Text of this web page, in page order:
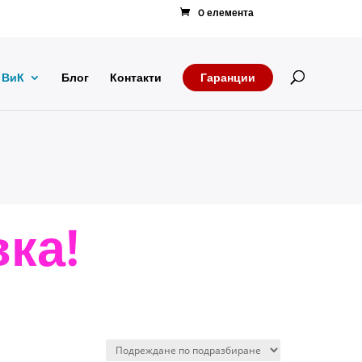
0 елемента
ВиК Блог Контакти Гаранции